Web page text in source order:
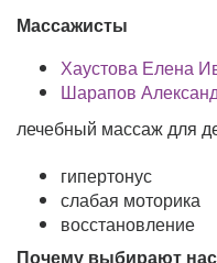
Массажисты
Хаустова Елена
Шарапов
лечебный массаж для
гипертонус
слабая моторика
восстановление
Почему выбирают нас